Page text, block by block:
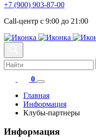
+7 (900) 903-87-00
Call-центр с 9:00 до 21:00
0
Главная
Информация
Клубы-партнеры
Информация